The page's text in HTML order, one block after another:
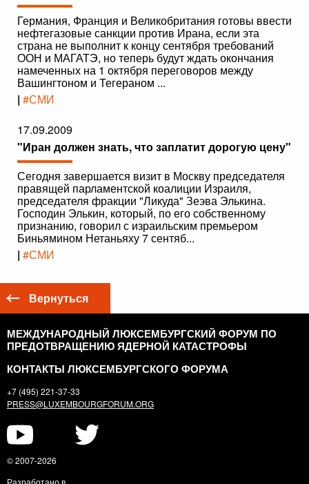
Германия, Франция и Великобритания готовы ввести
нефтегазовые санкции против Ирана, если эта
страна не выполнит к концу сентября требований
ООН и МАГАТЭ, но теперь будут ждать окончания
намеченных на 1 октября переговоров между
Вашингтоном и Тегераном ...
| #СМИ
17.09.2009
"Иран должен знать, что заплатит дорогую цену"
Сегодня завершается визит в Москву председателя
правящей парламентской коалиции Израиля,
председателя фракции "Ликуда" Зеэва Элькина.
Господин Элькин, который, по его собственному
признанию, говорил с израильским премьером
Биньямином Нетаньяху 7 сентяб...
| #СМИ
Вернуться
МЕЖДУНАРОДНЫЙ ЛЮКСЕМБУРГСКИЙ ФОРУМ ПО
ПРЕДОТВРАЩЕНИЮ ЯДЕРНОЙ КАТАСТРОФЫ
КОНТАКТЫ ЛЮКСЕМБУРГСКОГО ФОРУМА
+7 (495) 221-37-33
PRESS@LUXEMBOURGFORUM.ORG
© 2007-2026
Разработано в